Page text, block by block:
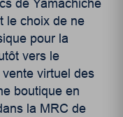
de Yamachiche
le choix de ne
pour la
vers le
virtuel des
boutique en
la MRC de